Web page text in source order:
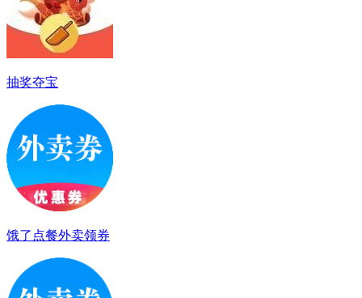
抽奖夺宝
饿了点餐外卖领券